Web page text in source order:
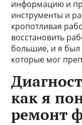
информацию и
инструменты и
кропотливая
восстановить
большие, и я
которые мог
как я
ремонт